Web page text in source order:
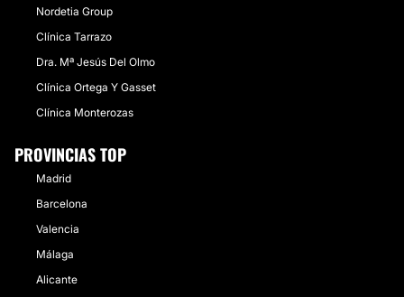
Nordetia Group
Clínica Tarrazo
Dra. Mª Jesús Del Olmo
Clínica Ortega Y Gasset
Clínica Monterozas
PROVINCIAS TOP
Madrid
Barcelona
Valencia
Málaga
Alicante